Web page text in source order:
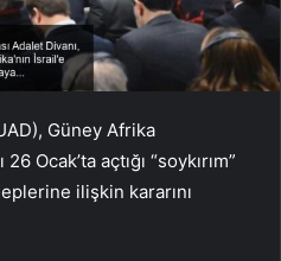
Güney Afrika
Ocak’ta açtığı “soykırım”
ilişkin kararını